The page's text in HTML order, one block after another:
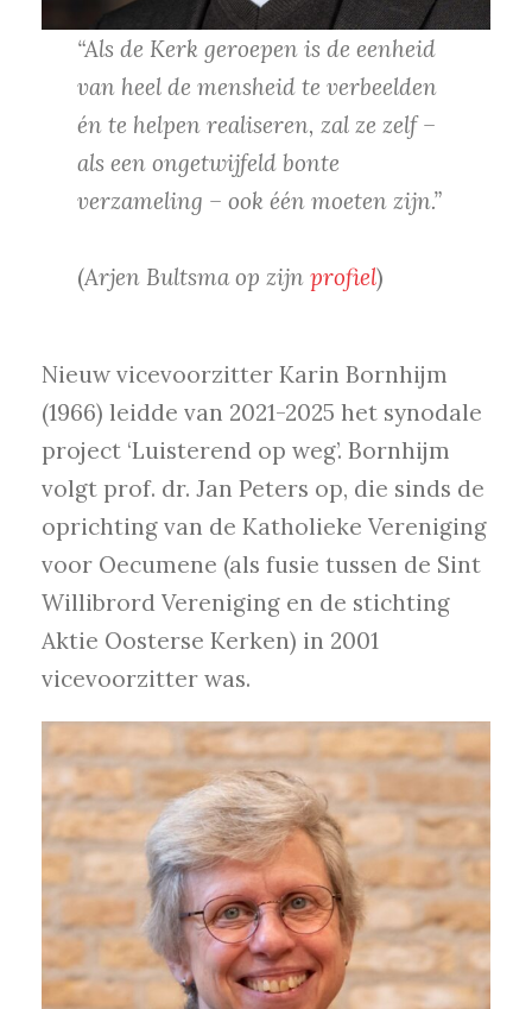
“Als de Kerk geroepen is de eenheid
van heel de mensheid te verbeelden
én te helpen realiseren, zal ze zelf –
als een ongetwijfeld bonte
verzameling – ook één moeten zijn.”
(Arjen Bultsma op zijnprofiel)
Nieuw vicevoorzitter Karin Bornhijm
(1966) leidde van 2021-2025 het synodale
project ‘Luisterend op weg’. Bornhijm
volgt prof. dr. Jan Peters op, die sinds de
oprichting van de Katholieke Vereniging
voor Oecumene (als fusie tussen de Sint
Willibrord Vereniging en de stichting
Aktie Oosterse Kerken) in 2001
vicevoorzitter was.